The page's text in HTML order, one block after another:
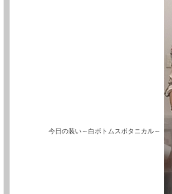
今日の装い～白ボトムスボタニカル～